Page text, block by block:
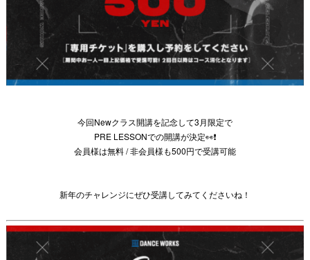
今回Newクラス開講を記念して3月限定で
PRE LESSONでの開講が決定👀❗️
会員様は無料 / 非会員様も500円で受講可能
新年のチャレンジにぜひ受講してみてくださいね！